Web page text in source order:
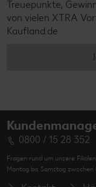
Treuepunkte,
von vielen XTRA
Kaufland.de
0800 / 15 28 352
Fragen rund um unsere
Montag bis Samstag